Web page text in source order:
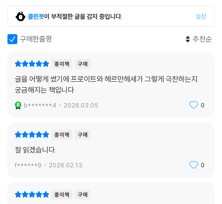
클린봇이 부적절한 글을 감지 중입니다. 설정
구매한줄평 추천순
종이책 구매
글을 어떻게 썼기에 프로이트와 헤르만헤세가 그렇게 극찬하는지
궁금해지는 책입니다
b*******4 2026.03.05. 0
종이책 구매
잘 읽겠습니다.
f******9 2026.02.13. 0
종이책 구매